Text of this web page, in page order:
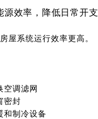
源效率，降低日常开支
屋系统运行效率更高。
空调滤网
密封
和制冷设备